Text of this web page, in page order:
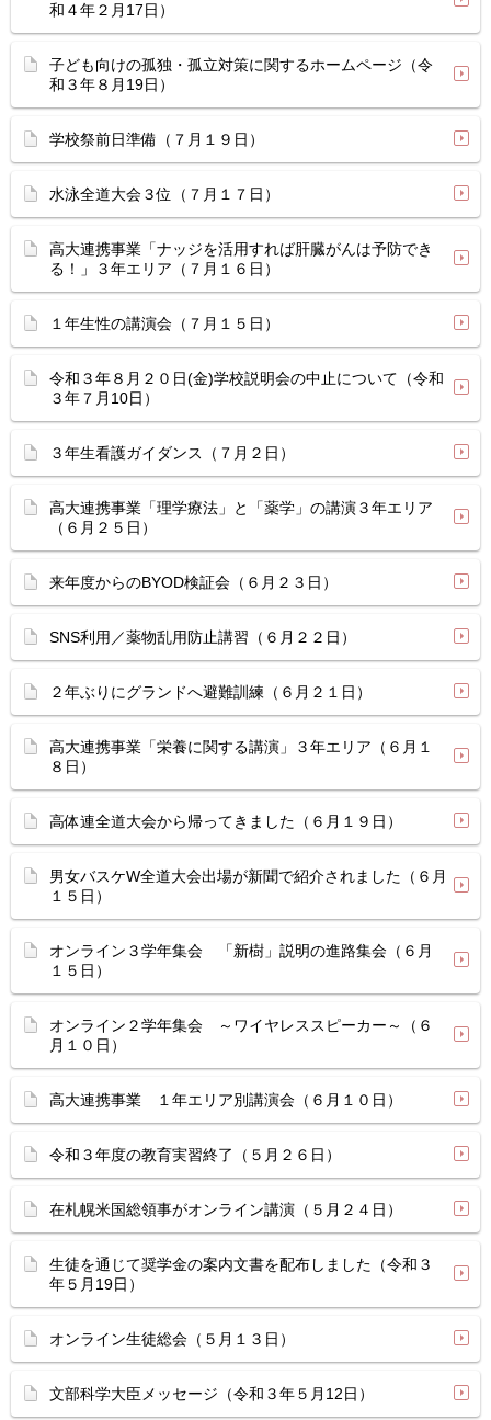
和４年２月17日）
子ども向けの孤独・孤立対策に関するホームページ（令
和３年８月19日）
学校祭前日準備（７月１９日）
水泳全道大会３位（７月１７日）
高大連携事業「ナッジを活用すれば肝臓がんは予防でき
る！」３年エリア（７月１６日）
１年生性の講演会（７月１５日）
令和３年８月２０日(金)学校説明会の中止について（令和
３年７月10日）
３年生看護ガイダンス（７月２日）
高大連携事業「理学療法」と「薬学」の講演３年エリア
（６月２５日）
来年度からのBYOD検証会（６月２３日）
SNS利用／薬物乱用防止講習（６月２２日）
２年ぶりにグランドへ避難訓練（６月２１日）
高大連携事業「栄養に関する講演」３年エリア（６月１
８日）
高体連全道大会から帰ってきました（６月１９日）
男女バスケW全道大会出場が新聞で紹介されました（６月
１５日）
オンライン３学年集会 「新樹」説明の進路集会（６月
１５日）
オンライン２学年集会 ～ワイヤレススピーカー～（６
月１０日）
高大連携事業 １年エリア別講演会（６月１０日）
令和３年度の教育実習終了（５月２６日）
在札幌米国総領事がオンライン講演（５月２４日）
生徒を通じて奨学金の案内文書を配布しました（令和３
年５月19日）
オンライン生徒総会（５月１３日）
文部科学大臣メッセージ（令和３年５月12日）